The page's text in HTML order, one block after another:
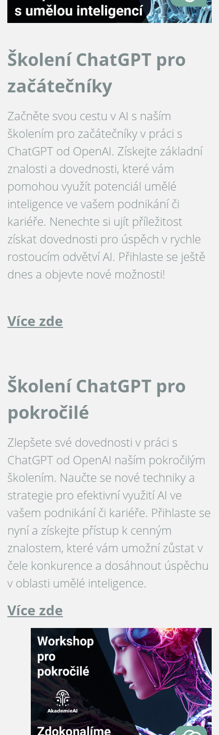
Školení ChatGPT pro
začátečníky
Začněte svou cestu v AI s naším
školením pro začátečníky v práci s
ChatGPT od OpenAI. Získejte základní
znalosti a dovednosti, které vám
pomohou využít potenciál umělé
inteligence ve vašem podnikání či
kariéře. Nenechte si ujít příležitost
získat dovednosti pro úspěch v rychle
rostoucím odvětví AI. Přihlaste se ještě
dnes a objevte nové možnosti!
Více zde
Školení ChatGPT pro
pokročilé
Zlepšete své dovednosti v práci s
ChatGPT od OpenAI naším pokročilým
školením. Naučte se nové techniky a
strategie pro efektivní využití AI ve
vašem podnikání či kariéře. Přihlaste se
nyní a získejte přístup k cenným
znalostem, které vám umožní zůstat v
čele konkurence a dosáhnout úspěchu
v oblasti umělé inteligence.
Více zde